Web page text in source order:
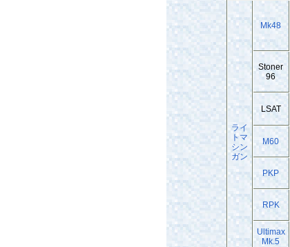
ライ
トマ
シン
ガン
Mk48
Stoner
96
LSAT
M60
PKP
RPK
Ultimax
Mk.5